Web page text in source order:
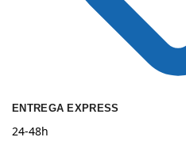
ENTREGA EXPRESS
24-48h